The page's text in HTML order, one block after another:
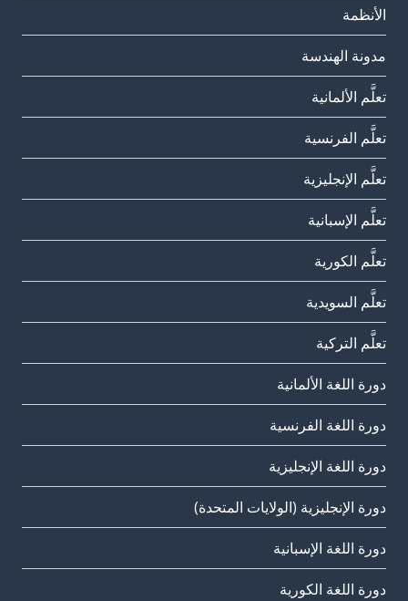
الأنظمة
مدونة الهندسة
تعلَّم الألمانية
تعلَّم الفرنسية
تعلَّم الإنجليزية
تعلَّم الإسبانية
تعلَّم الكورية
تعلَّم السويدية
تعلَّم التركية
دورة اللغة الألمانية
دورة اللغة الفرنسية
دورة اللغة الإنجليزية
دورة الإنجليزية (الولايات المتحدة)
دورة اللغة الإسبانية
دورة اللغة الكورية